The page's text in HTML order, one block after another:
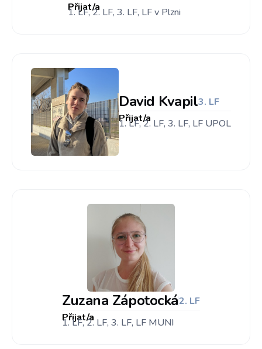
Přijat/a
1. LF, 2. LF, 3. LF, LF v Plzni
David Kvapil3. LF
Přijat/a
1. LF, 2. LF, 3. LF, LF UPOL
Zuzana Zápotocká2. LF
Přijat/a
1. LF, 2. LF, 3. LF, LF MUNI